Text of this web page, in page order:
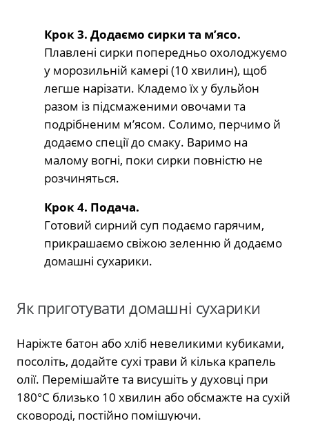
Крок 3. Додаємо сирки та м’ясо.
Плавлені сирки попередньо охолоджуємо
у морозильній камері (10 хвилин), щоб
легше нарізати. Кладемо їх у бульйон
разом із підсмаженими овочами та
подрібненим м’ясом. Солимо, перчимо й
додаємо спеції до смаку. Варимо на
малому вогні, поки сирки повністю не
розчиняться.
Крок 4. Подача.
Готовий сирний суп подаємо гарячим,
прикрашаємо свіжою зеленню й додаємо
домашні сухарики.
Як приготувати домашні сухарики
Наріжте батон або хліб невеликими кубиками,
посоліть, додайте сухі трави й кілька крапель
олії. Перемішайте та висушіть у духовці при
180°C близько 10 хвилин або обсмажте на сухій
сковороді, постійно помішуючи.